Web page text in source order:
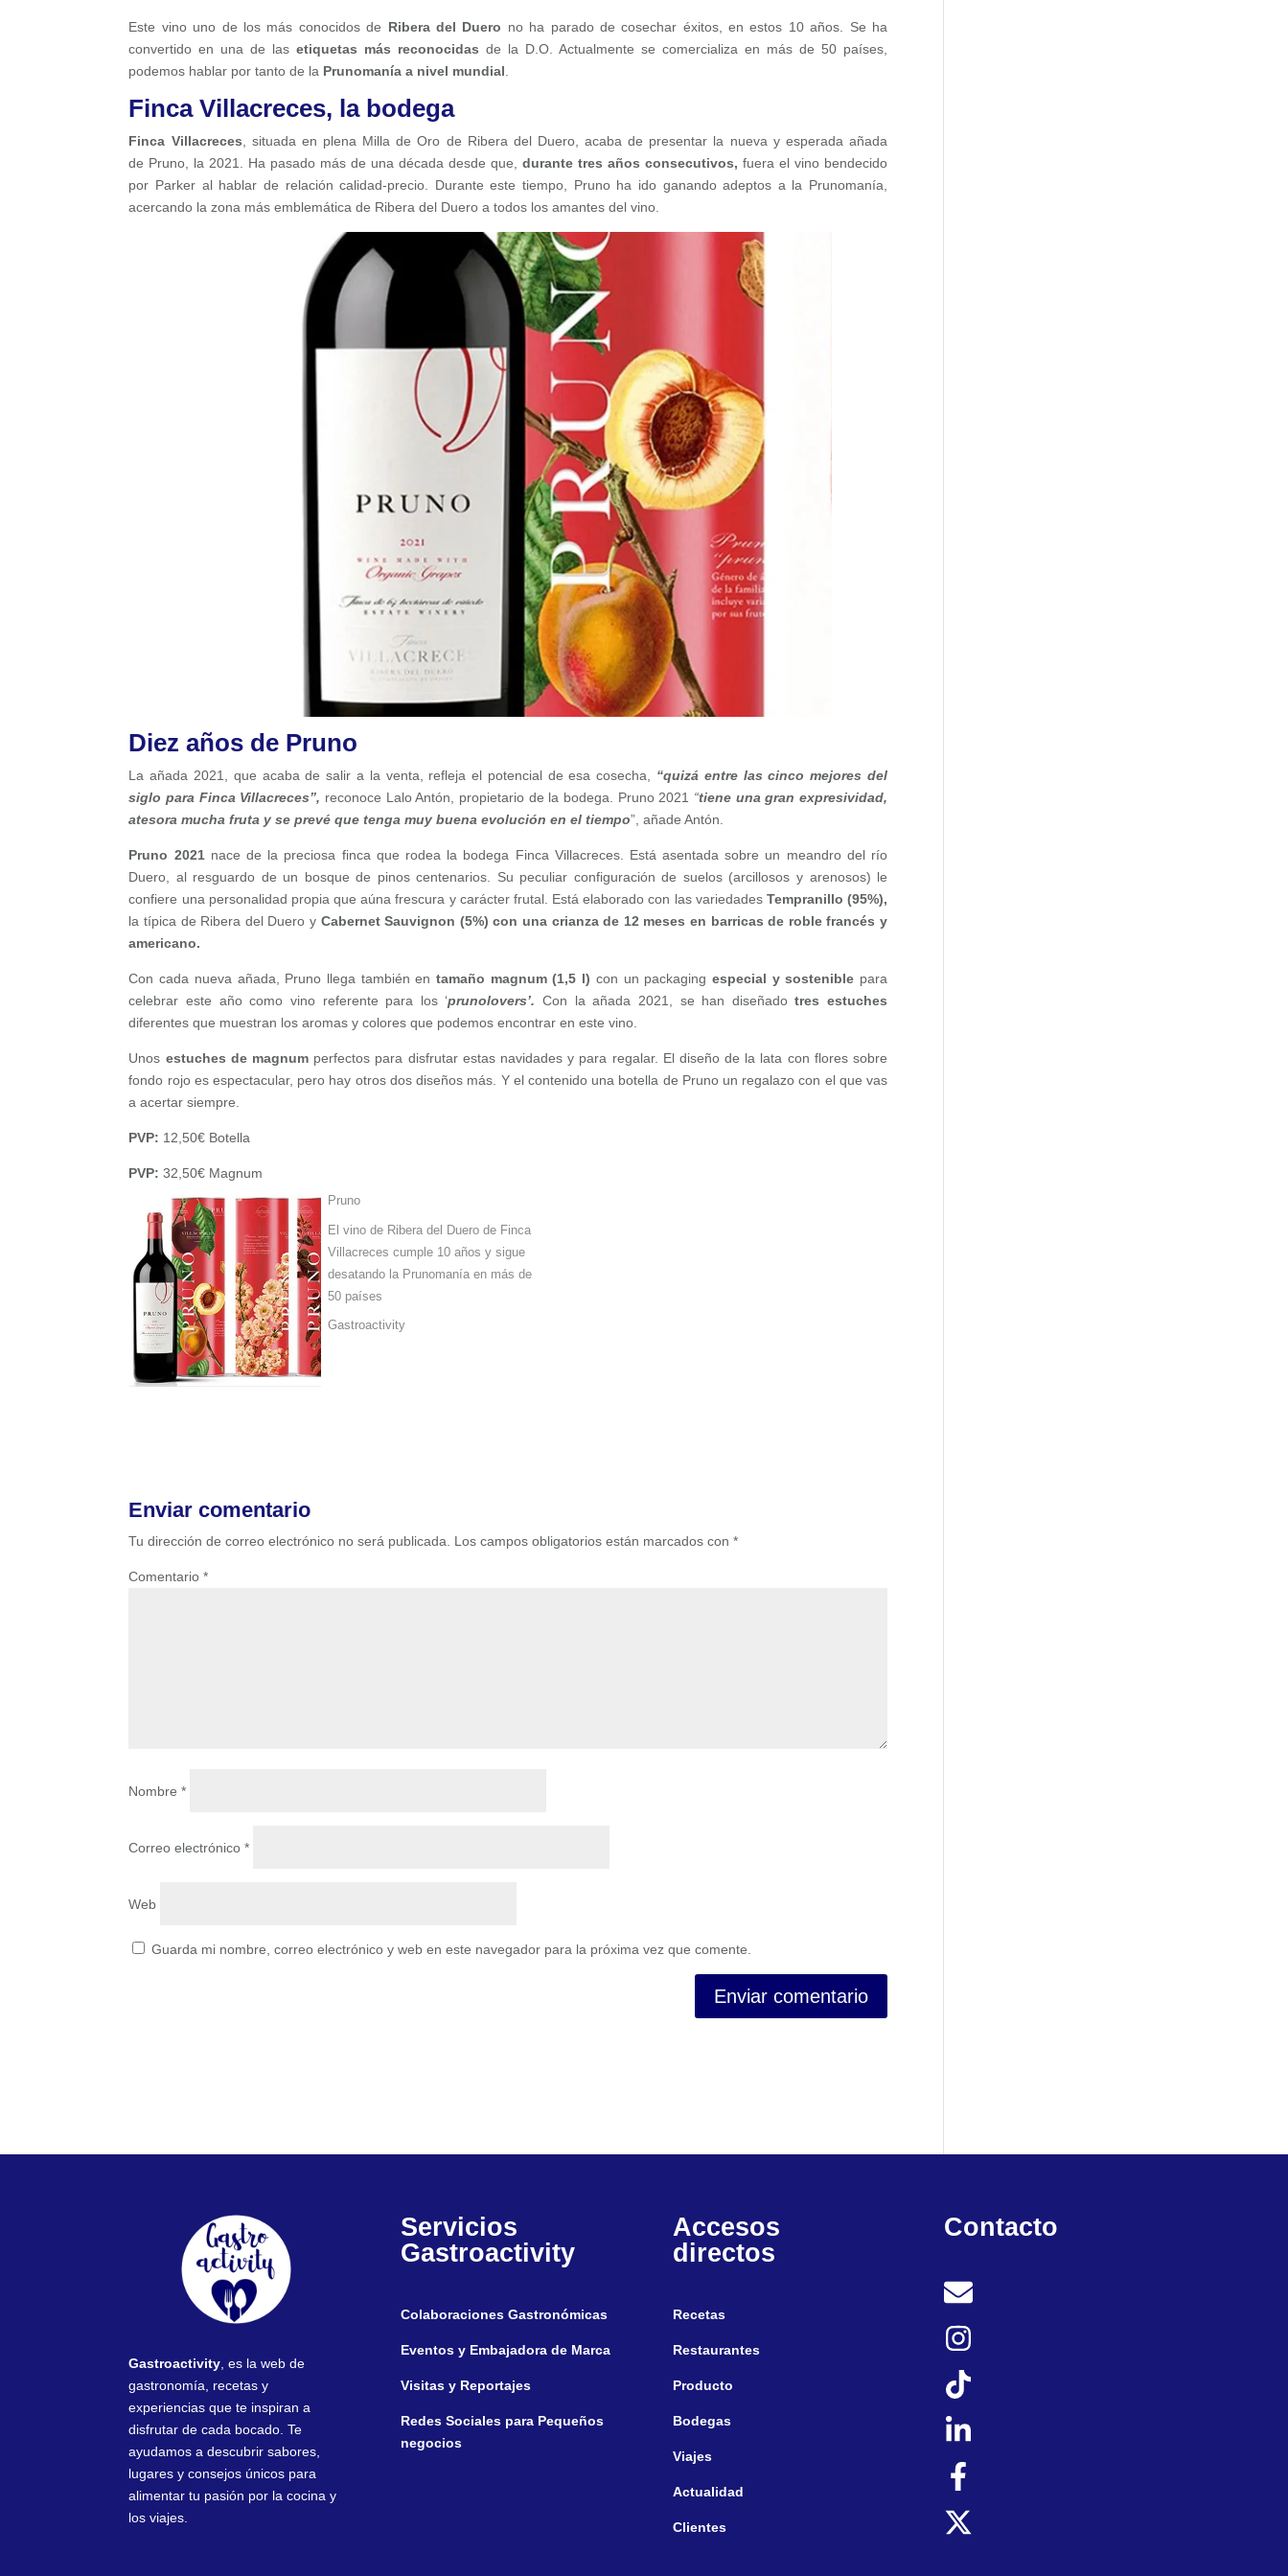
Este vino uno de los más conocidos de Ribera del Duero no ha parado de cosechar éxitos, en estos 10 años. Se ha
convertido en una de lasetiquetas más reconocidas de la D.O. Actualmente se comercializa en más de 50 países,
podemos hablar por tanto de la Prunomanía a nivel mundial
Finca Villacreces, la bodega
Finca Villacreces , situada en plena Milla de Oro de Ribera del Duero, acaba de presentar la nueva y esperada añada
de Pruno, la 2021. Ha pasado más de una década desde que,durante tres años consecutivos, fuera el vino bendecido
por Parker al hablar de relación calidad-precio. Durante este tiempo, Pruno ha ido ganando adeptos a la Prunomanía,
acercando la zona más emblemática de Ribera del Duero a todos los amantes del vino.
Diez años de Pruno
La añada 2021, que acaba de salir a la venta, refleja el potencial de esa cosecha, “quizá entre las cinco mejores del
siglo para Finca Villacreces”, reconoce Lalo Antón, propietario de la bodega. Pruno 2021 “tiene una gran expresividad,
atesora mucha fruta y se prevé que tenga muy buena evolución en el tiempo”, añade Antón.
Pruno 2021nace de la preciosa finca que rodea la bodega Finca Villacreces. Está asentada sobre un meandro del río
Duero, al resguardo de un bosque de pinos centenarios. Su peculiar configuración de suelos (arcillosos y arenosos) le
confiere una personalidad propia que aúna frescura y carácter frutal. Está elaborado con las variedades Tempranillo (95%),
la típica de Ribera del Duero y Cabernet Sauvignon (5%) con una crianza de 12 meses en barricas de roble francés y
americano.
Con cada nueva añada, Pruno llega también entamaño magnum (1,5 l) con un packaging especial y sostenible para
celebrar este año como vino referente para los ‘prunolovers’.Con la añada 2021, se han diseñadotres estuches
diferentes que muestran los aromas y colores que podemos encontrar en este vino.
Unos estuches de magnum perfectos para disfrutar estas navidades y para regalar. El diseño de la lata con flores sobre
fondo rojo es espectacular, pero hay otros dos diseños más. Y el contenido una botella de Pruno un regalazo con el que vas
a acertar siempre.
PVP: 12,50€ Botella
PVP:32,50€ Magnum
Pruno
El vino de Ribera del Duero de Finca
Villacreces cumple 10 años y sigue
desatando la Prunomanía en más de
50 países
Gastroactivity
Enviar comentario
Tu dirección de correo electrónico no será publicada. Los campos obligatorios están marcados con*
Comentario*
Nombre*
Correo electrónico*
Web
Guarda mi nombre, correo electrónico y web en este navegador para la próxima vez que comente.
Gastroactivity , es la web de
gastronomía, recetas y
experiencias que te inspiran a
disfrutar de cada bocado. Te
ayudamos a descubrir sabores,
lugares y consejos únicos para
alimentar tu pasión por la cocina y
los viajes.
Servicios
Gastroactivity
Colaboraciones Gastronómicas
Eventos y Embajadora de Marca
Visitas y Reportajes
Redes Sociales para Pequeños
negocios
Accesos
directos
Recetas
Restaurantes
Producto
Bodegas
Viajes
Actualidad
Clientes
Contacto